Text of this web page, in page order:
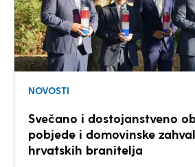
NOVOSTI
Svečano i dostojanstveno
pobjede i domovinske
hrvatskih branitelja